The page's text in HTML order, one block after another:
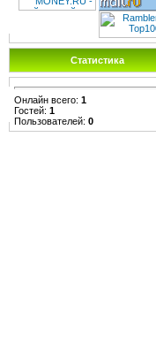
Статистика
Онлайн всего: 1
Гостей: 1
Пользователей: 0